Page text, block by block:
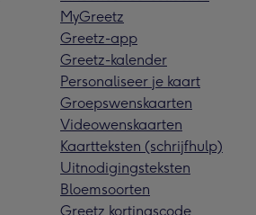
MyGreetz
Greetz-app
Greetz-kalender
Personaliseer je kaart
Groepswenskaarten
Videowenskaarten
Kaartteksten (schrijfhulp)
Uitnodigingsteksten
Bloemsoorten
Greetz kortingscode